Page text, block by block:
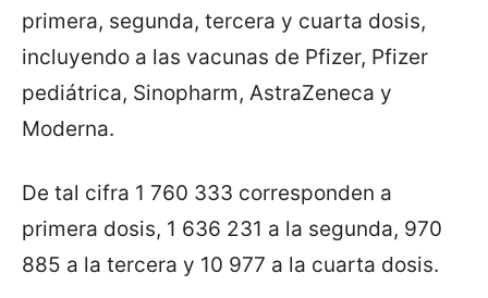
primera, segunda, tercera y cuarta dosis,
incluyendo a las vacunas de Pfizer, Pfizer
pediátrica, Sinopharm, AstraZeneca y
Moderna.
De tal cifra 1 760 333 corresponden a
primera dosis, 1 636 231 a la segunda, 970
885 a la tercera y 10 977 a la cuarta dosis.